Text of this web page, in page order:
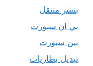
بنشر متنقل
بي ان سبورت
بين سبورت
تبديل بطاريات